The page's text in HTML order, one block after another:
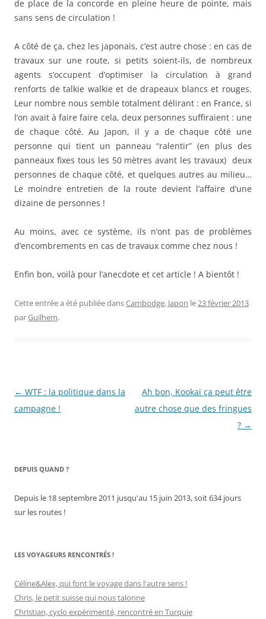
de place de la concorde en pleine heure de pointe, mais
sans sens de circulation !
A côté de ça, chez les japonais, c’est autre chose : en cas de
travaux sur une route, si petits soient-ils, de nombreux
agents s’occupent d’optimiser la circulation à grand
renforts de talkie walkie et de drapeaux blancs et rouges.
Leur nombre nous semble totalment délirant : en France, si
l’on avait à faire faire cela, deux personnes suffiraient : une
de chaque côté. Au Japon, il y a de chaque côté une
personne qui tient un panneau “ralentir” (en plus des
panneaux fixes tous les 50 mètres avant les travaux) deux
personnes de chaque côté, et quelques autres au milieu…
Le moindre entretien de la route devient l’affaire d’une
dizaine de personnes !
Au moins, avec ce système, ils n’ont pas de problèmes
d’encombrements en cas de travaux comme chez nous !
Enfin bon, voilà pour l’anecdote et cet article ! A bientôt !
Cette entrée a été publiée dansCambodge, Japon le23 février 2013
parGuilhem.
Navigation
des
← WTF : la politique dans la
campagne !
Ah bon, Kookaï ça peut être
autre chose que des fringues
? →
DEPUIS QUAND ?
Depuis le 18 septembre 2011 jusqu'au 15 juin 2013, soit 634 jours
sur les routes !
LES VOYAGEURS RENCONTRÉS !
Céline&Alex, qui font le voyage dans l'autre sens !
Chris, le petit suisse qui nous talonne
Christian, cyclo expérimenté, rencontré en Turquie